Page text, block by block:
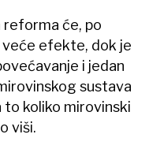
reforma će, po
veće efekte, dok je
i jedan
sustava
to koliko mirovinski
viši.